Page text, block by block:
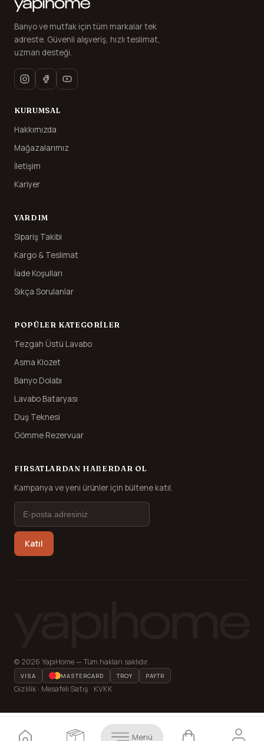
Banyo ve mutfak için tüm markalar tek
adreste. Güvenli alışveriş, hızlı teslimat,
uzman desteği.
KURUMSAL
Hakkımızda
Mağazalarımız
İletişim
Kariyer
YARDIM
Sipariş Takibi
Kargo & Teslimat
İade Koşulları
Sıkça Sorulanlar
POPÜLER KATEGORILER
Tezgah Üstü Lavabo
Asma Klozet
Banyo Dolabı
Lavabo Bataryası
Duş Teknesi
Gömme Rezervuar
FIRSATLARDAN HABERDAR OL
Kampanya ve yeni ürünler için bültene katıl.
Katıl
© 2026 YapıHome — Tüm hakları saklıdır.
VISA MASTERCARD TROY PAYTR
Gizlilik · Mesafeli Satış · KVKK
Menü